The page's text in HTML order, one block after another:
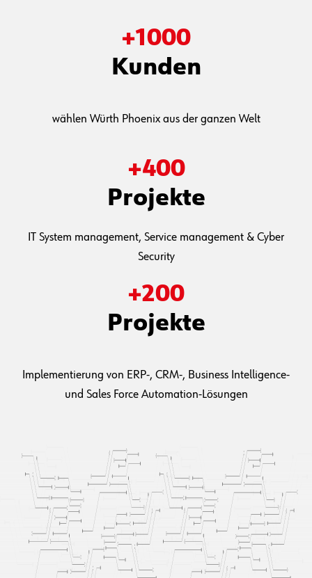
Kunden
+1000
wählen Würth Phoenix aus der ganzen Welt
Projekte
+400
IT System management, Service management & Cyber
Security
Projekte
+200
Implementierung von ERP-, CRM-, Business Intelligence-
und Sales Force Automation-Lösungen